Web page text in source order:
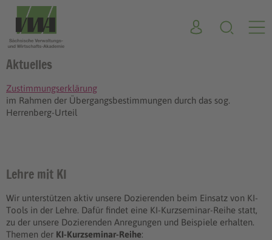
Aktuelles
Zustimmungserklärung
im Rahmen der Übergangsbestimmungen durch das sog.
Herrenberg-Urteil
Lehre mit KI
Wir unterstützen aktiv unsere Dozierenden beim Einsatz von KI-
Tools in der Lehre. Dafür findet eine KI-Kurzseminar-Reihe statt,
zu der unsere Dozierenden Anregungen und Beispiele erhalten.
Themen der KI-Kurzseminar-Reihe: